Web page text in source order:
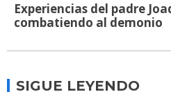
Experiencias del padre
combatiendo al demonio
SIGUE LEYENDO